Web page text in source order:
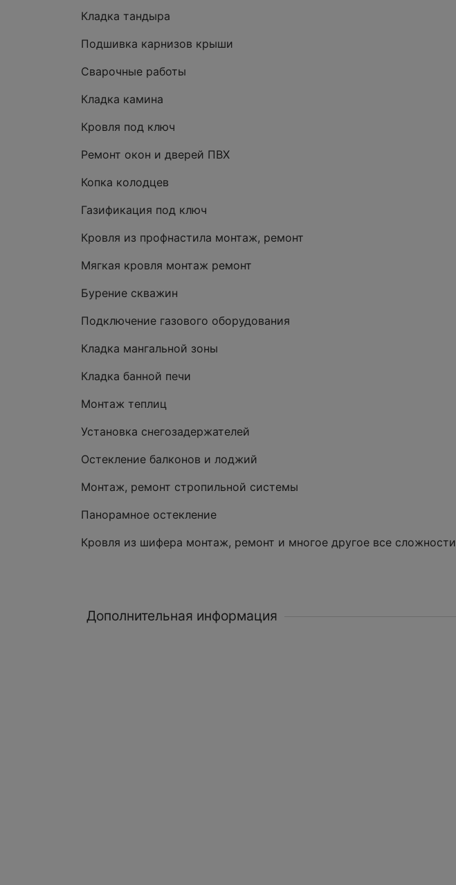
Кладка тандыра
Подшивка карнизов крыши
Сварочные работы
Кладка камина
Кровля под ключ
Ремонт окон и дверей ПВХ
Копка колодцев
Газификация под ключ
Кровля из профнастила монтаж, ремонт
Мягкая кровля монтаж ремонт
Бурение скважин
Подключение газового оборудования
Кладка мангальной зоны
Кладка банной печи
Монтаж теплиц
Установка снегозадержателей
Остекление балконов и лоджий
Монтаж, ремонт стропильной системы
Панорамное остекление
Кровля из шифера монтаж, ремонт и многое другое все сложности
Дополнительная информация